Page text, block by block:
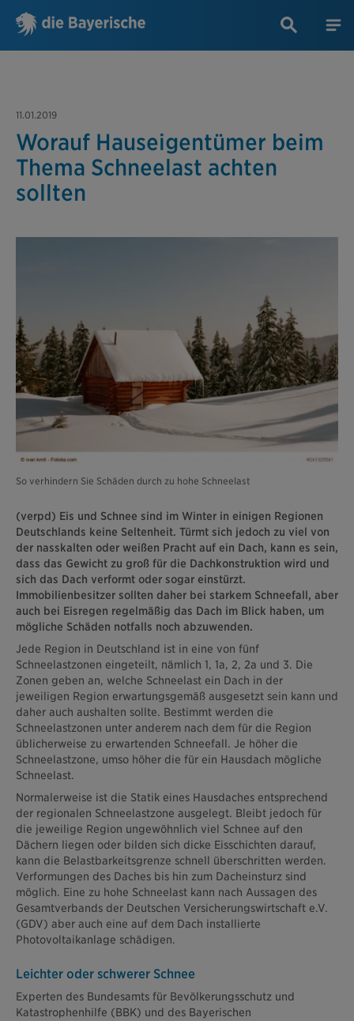
11.01.2019
Worauf Hauseigentümer beim
Thema Schneelast achten
sollten
So verhindern Sie Schäden durch zu hohe Schneelast
(verpd) Eis und Schnee sind im Winter in einigen Regionen
Deutschlands keine Seltenheit. Türmt sich jedoch zu viel von
der nasskalten oder weißen Pracht auf ein Dach, kann es sein,
dass das Gewicht zu groß für die Dachkonstruktion wird und
sich das Dach verformt oder sogar einstürzt.
Immobilienbesitzer sollten daher bei starkem Schneefall, aber
auch bei Eisregen regelmäßig das Dach im Blick haben, um
mögliche Schäden notfalls noch abzuwenden.
Jede Region in Deutschland ist in eine von fünf
Schneelastzonen eingeteilt, nämlich 1, 1a, 2, 2a und 3. Die
Zonen geben an, welche Schneelast ein Dach in der
jeweiligen Region erwartungsgemäß ausgesetzt sein kann und
daher auch aushalten sollte. Bestimmt werden die
Schneelastzonen unter anderem nach dem für die Region
üblicherweise zu erwartenden Schneefall. Je höher die
Schneelastzone, umso höher die für ein Hausdach mögliche
Schneelast.
Normalerweise ist die Statik eines Hausdaches entsprechend
der regionalen Schneelastzone ausgelegt. Bleibt jedoch für
die jeweilige Region ungewöhnlich viel Schnee auf den
Dächern liegen oder bilden sich dicke Eisschichten darauf,
kann die Belastbarkeitsgrenze schnell überschritten werden.
Verformungen des Daches bis hin zum Dacheinsturz sind
möglich. Eine zu hohe Schneelast kann nach Aussagen des
Gesamtverbands der Deutschen Versicherungswirtschaft e.V.
(GDV) aber auch eine auf dem Dach installierte
Photovoltaikanlage schädigen.
Leichter oder schwerer Schnee
Experten des Bundesamts für Bevölkerungsschutz und
Katastrophenhilfe (BBK) und des Bayerischen